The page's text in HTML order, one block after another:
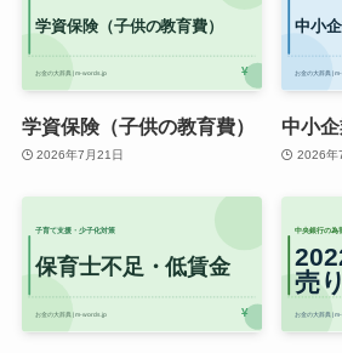
学資保険（子供の教育費）
2026年7月21日
中小
2026年